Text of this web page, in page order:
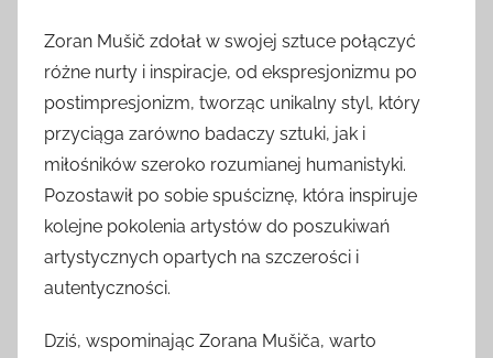
Zoran Mušič zdołał w swojej sztuce połączyć
różne nurty i inspiracje, od ekspresjonizmu po
postimpresjonizm, tworząc unikalny styl, który
przyciąga zarówno badaczy sztuki, jak i
miłośników szeroko rozumianej humanistyki.
Pozostawił po sobie spuściznę, która inspiruje
kolejne pokolenia artystów do poszukiwań
artystycznych opartych na szczerości i
autentyczności.
Dziś, wspominając Zorana Mušiča, warto